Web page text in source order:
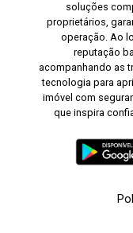
soluções
proprietários,
operação. Ao
reputação
acompanhando as
tecnologia para
imóvel com
que inspira